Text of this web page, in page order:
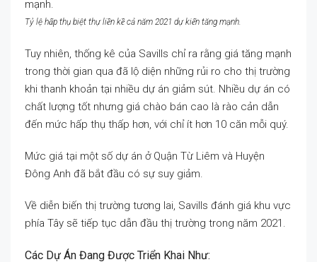
Tỷ lệ hấp thụ biệt thự liền kề cả năm 2021 dự kiến tăng mạnh.
Tuy nhiên, thống kê của Savills chỉ ra rằng giá tăng mạnh
trong thời gian qua đã lộ diện những rủi ro cho thị trường
khi thanh khoản tại nhiều dự án giảm sút. Nhiều dự án có
chất lượng tốt nhưng giá chào bán cao là rào cản dẫn
đến mức hấp thụ thấp hơn, với chỉ ít hơn 10 căn mỗi quý.
Mức giá tại một số dự án ở Quận Từ Liêm và Huyện
Đông Anh đã bắt đầu có sự suy giảm.
Về diễn biến thị trường tương lai, Savills đánh giá khu vực
phía Tây sẽ tiếp tục dẫn đầu thị trường trong năm 2021.
Các Dự Án Đang Được Triển Khai Như: